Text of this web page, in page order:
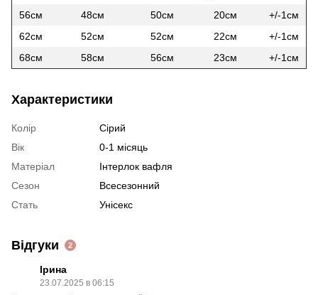
56см 48см 50см 20см
+/-1см
62см
52см 52см 22см
+/-1см
68см
58см 56см 23см +/-1см
Характеристики
Колір
Сірий
Вік
0-1 місяць
Матеріал
Інтерлок вафля
Сезон
Всесезонний
Стать
Унісекс
Відгуки 2
Ірина
23.07.2025 в 06:15